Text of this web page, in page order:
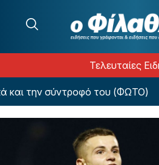
Τελευταίες
την σύντροφό του (ΦΩΤΟ)